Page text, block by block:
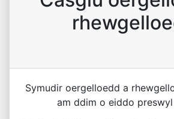
Symudir oergelloedd a
am ddim o eiddo preswyl